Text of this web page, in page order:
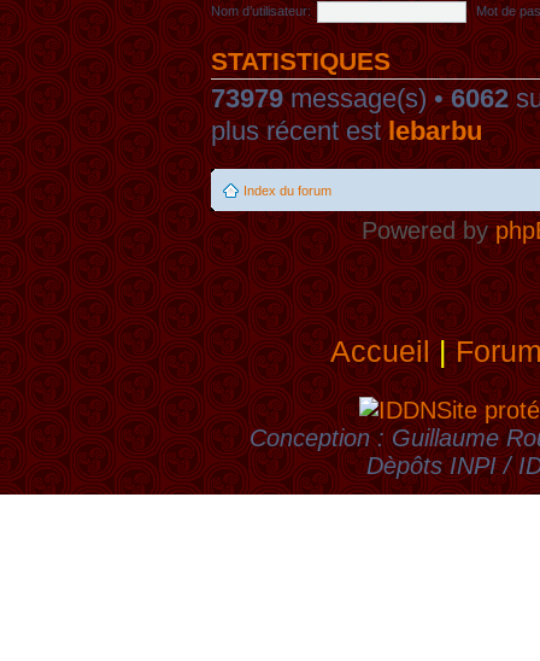
Nom d’utilisateur:
Mot de
STATISTIQUES
73979message(s) •6062
plus récent estlebarbu
Index du forum
Powered by
Accueil|
Site
Conception : Guillaume
Dèpôts INPI /